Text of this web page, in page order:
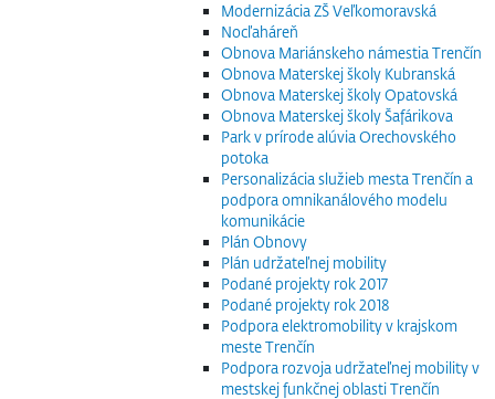
Modernizácia ZŠ Veľkomoravská
Nocľaháreň
Obnova Mariánskeho námestia Trenčín
Obnova Materskej školy Kubranská
Obnova Materskej školy Opatovská
Obnova Materskej školy Šafárikova
Park v prírode alúvia Orechovského
potoka
Personalizácia služieb mesta Trenčín a
podpora omnikanálového modelu
komunikácie
Plán Obnovy
Plán udržateľnej mobility
Podané projekty rok 2017
Podané projekty rok 2018
Podpora elektromobility v krajskom
meste Trenčín
Podpora rozvoja udržateľnej mobility v
mestskej funkčnej oblasti Trenčín